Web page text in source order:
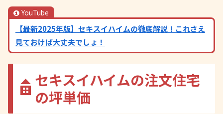
YouTube
【最新2025年版】セキスイハイムの徹底解説！これさえ
見ておけば大丈夫でしょ！
セキスイハイムの注文住宅
の坪単価